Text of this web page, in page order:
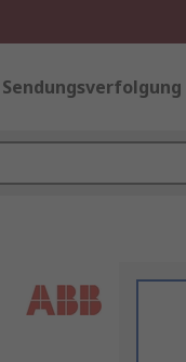
Sendungsverfolgung